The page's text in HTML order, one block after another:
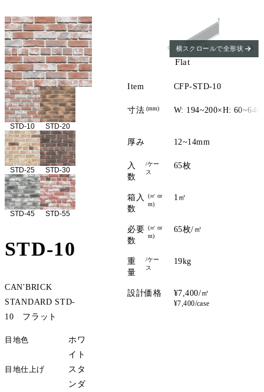
STD-10 STD-20
STD-25 STD-30
STD-45 STD-55
STD-10
CAN'BRICK
STANDARD STD-
10 フラット
目地色
ホワ
イト
目地仕上げ
スタ
ンダ
Item
寸法 (mm)
厚み
入
数
/ケー
ス
箱入
数
(㎡ or
m)
必要
数
(㎡ or
m)
重
量
/ケー
ス
設計価格
Flat
CFP-STD-10
W: 194~200×H:
12~14mm
65枚
1㎡
65枚/㎡
19kg
¥7,400/㎡
¥7,400/case
横スクロールで全形状